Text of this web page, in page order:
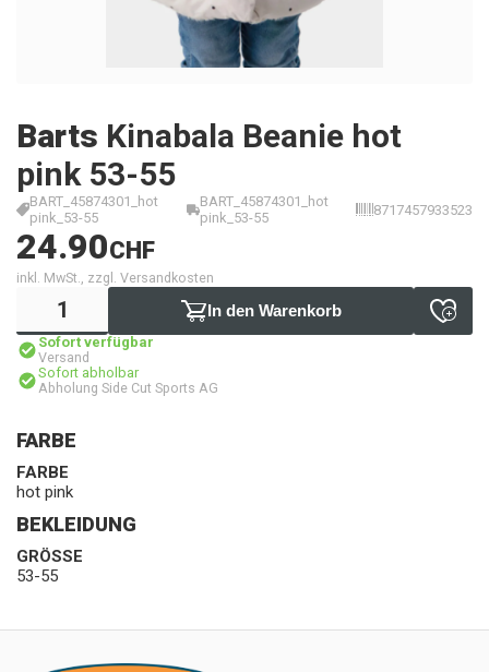
Barts Kinabala Beanie hot
pink 53-55
BART_45874301_hot
pink_53-55
BART_45874301_hot
pink_53-55
8717457933523
24.90CHF
inkl. MwSt., zzgl. Versandkosten
In den Warenkorb
Sofort verfügbar
Versand
Sofort abholbar
Abholung Side Cut Sports AG
FARBE
FARBE
hot pink
BEKLEIDUNG
GRÖSSE
53-55